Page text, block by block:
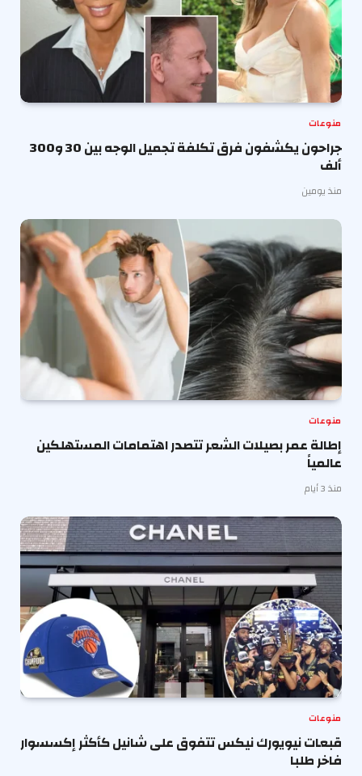
منوعات
جراحون يكشفون فرق تكلفة تجميل الوجه بين 30 و300
ألف
منذ يومين
منوعات
إطالة عمر بصيلات الشعر تتصدر اهتمامات المستهلكين
عالمياً
منذ 3 أيام
منوعات
قبعات نيويورك نيكس تتفوق على شانيل كأكثر إكسسوار
فاخر طلبا